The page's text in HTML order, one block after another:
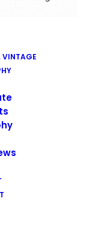
VINTAGE